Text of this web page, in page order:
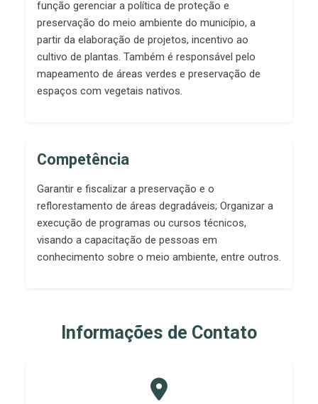
função gerenciar a política de proteção e
preservação do meio ambiente do município, a
partir da elaboração de projetos, incentivo ao
cultivo de plantas. Também é responsável pelo
mapeamento de áreas verdes e preservação de
espaços com vegetais nativos.
Competência
Garantir e fiscalizar a preservação e o
reflorestamento de áreas degradáveis; Organizar a
execução de programas ou cursos técnicos,
visando a capacitação de pessoas em
conhecimento sobre o meio ambiente, entre outros.
Informações de Contato